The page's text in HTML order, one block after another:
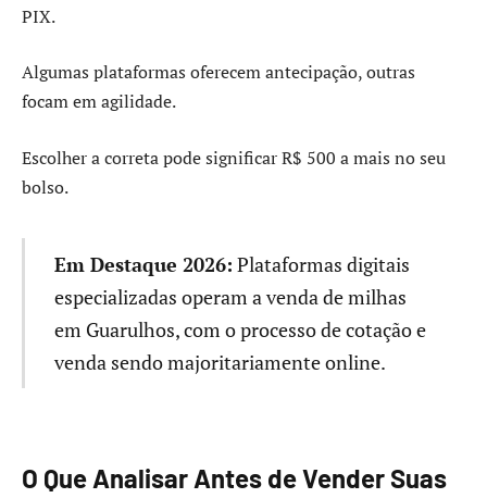
PIX.
Algumas plataformas oferecem antecipação, outras
focam em agilidade.
Escolher a correta pode significar R$ 500 a mais no seu
bolso.
Em Destaque 2026: Plataformas digitais
especializadas operam a venda de milhas
em Guarulhos, com o processo de cotação e
venda sendo majoritariamente online.
O Que Analisar Antes de Vender Suas